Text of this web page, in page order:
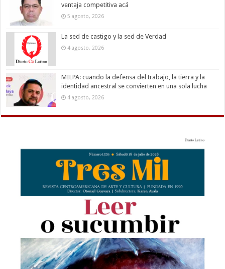
ventaja competitiva acá
5 agosto, 2026
La sed de castigo y la sed de Verdad
4 agosto, 2026
MILPA: cuando la defensa del trabajo, la tierra y la
identidad ancestral se convierten en una sola lucha
4 agosto, 2026